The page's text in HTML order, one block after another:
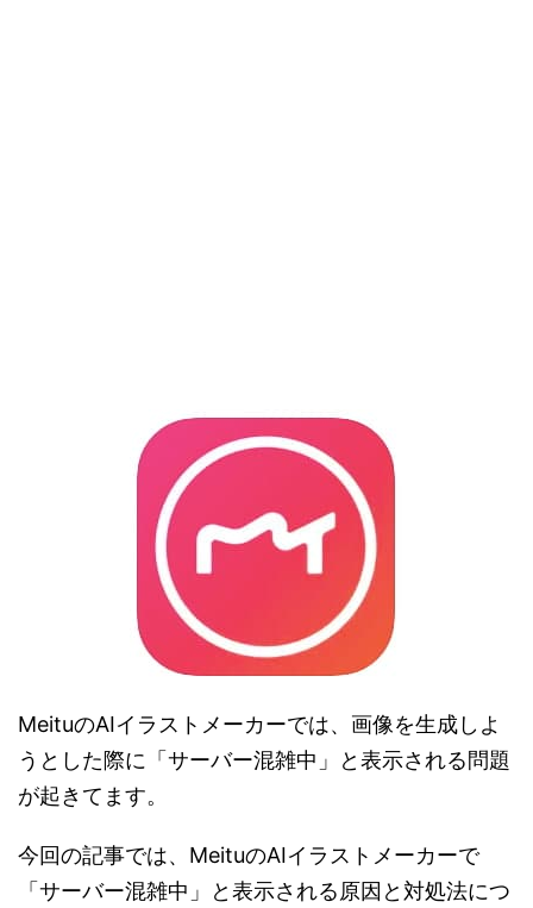
MeituのAIイラストメーカーでは、画像を生成しよ
うとした際に「サーバー混雑中」と表示される問題
が起きてます。
今回の記事では、MeituのAIイラストメーカーで
「サーバー混雑中」と表示される原因と対処法につ